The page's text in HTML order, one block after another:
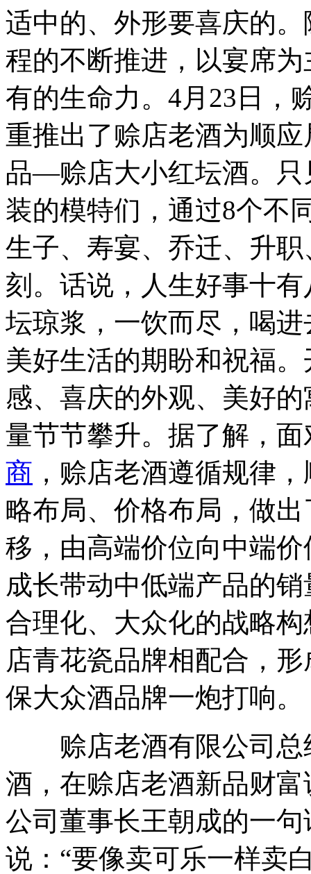
适中的、外形要喜庆的
程的不断推进，以宴席
有的生命力。4月23日，
重推出了赊店老酒为顺
品—赊店大小红坛酒。只
装的模特们，通过8个不
生子、寿宴、乔迁、升
刻。话说，人生好事十
坛琼浆，一饮而尽，喝
美好生活的期盼和祝福
感、喜庆的外观、美好
量节节攀升。据了解，
商 ，赊店老酒遵循规律
略布局、价格布局，做
移，由高端价位向中端
成长带动中低端产品的
合理化、大众化的战略
店青花瓷品牌相配合，
保大众酒品牌一炮打响。
赊店老酒有限公司总
酒，在赊店老酒新品财
公司董事长王朝成的一
说：“要像卖可乐一样卖